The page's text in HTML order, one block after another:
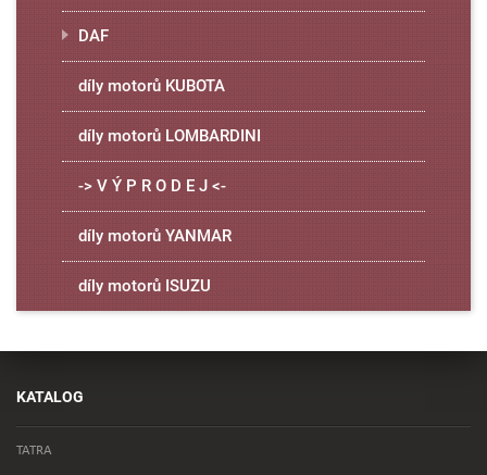
DAF
díly motorů KUBOTA
díly motorů LOMBARDINI
-> V Ý P R O D E J <-
díly motorů YANMAR
díly motorů ISUZU
KATALOG
TATRA